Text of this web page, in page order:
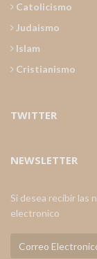
Catolicismo
Judaismo
Islam
Cristianismo
TWITTER
NEWSLETTER
Si desea recibir las
electronico